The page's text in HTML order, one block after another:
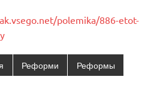
polemika/886-etot-
Реформи Реформы